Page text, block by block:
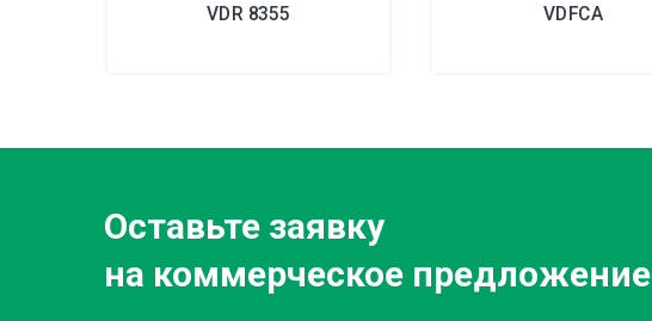
VDR 8355 VDFCA
Оставьте заявку
на коммерческое предложение